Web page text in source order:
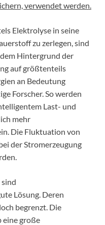
verwendet werden.
Elektrolyse in seine
zu zerlegen, sind
Hintergrund der
auf größtenteils
an Bedeutung
Forscher. So werden
Last- und
mehr
Die Fluktuation von
der Stromerzeugung
Lösung. Deren
begrenzt. Die
eine große